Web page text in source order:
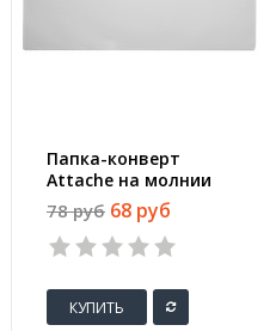
Папка-конверт
Attache на молнии
А5 прозрачная 0.16
мм
78 руб 68 руб
КУПИТЬ